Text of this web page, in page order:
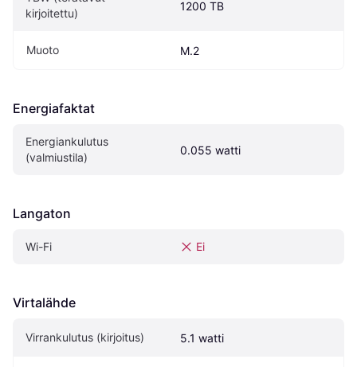
kirjoitettu)
1200 TB
Muoto M.2
Energiafaktat
Energiankulutus
(valmiustila)
0.055 watti
Langaton
Wi-Fi Ei
Virtalähde
Virrankulutus (kirjoitus) 5.1 watti